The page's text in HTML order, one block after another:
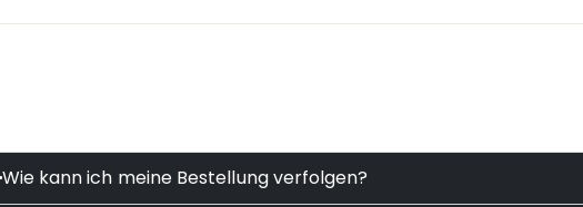
Wie kann ich meine Bestellung verfolgen?